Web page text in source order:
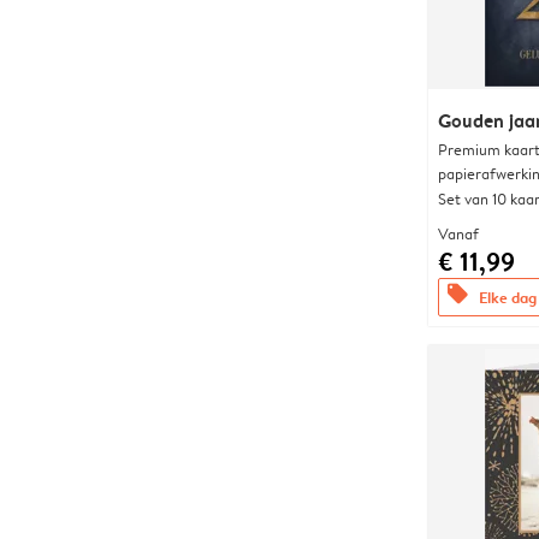
Gouden
Premium
Set van 10
Vanaf
€ 11,99
offers Elke